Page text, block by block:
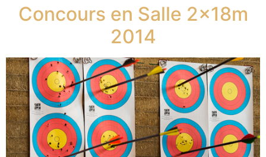
Concours en Salle 2x18m
2014